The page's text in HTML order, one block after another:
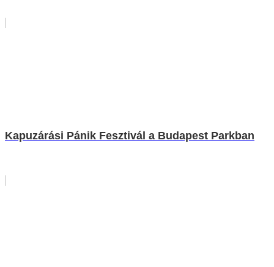
Kapuzárási Pánik Fesztivál a Budapest Parkban